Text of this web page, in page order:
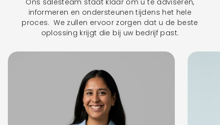
Ons salesteam staat klaar om u te adviseren,
informeren en ondersteunen tijdens het hele
proces. We zullen ervoor zorgen dat u de beste
oplossing krijgt die bij uw bedrijf past.